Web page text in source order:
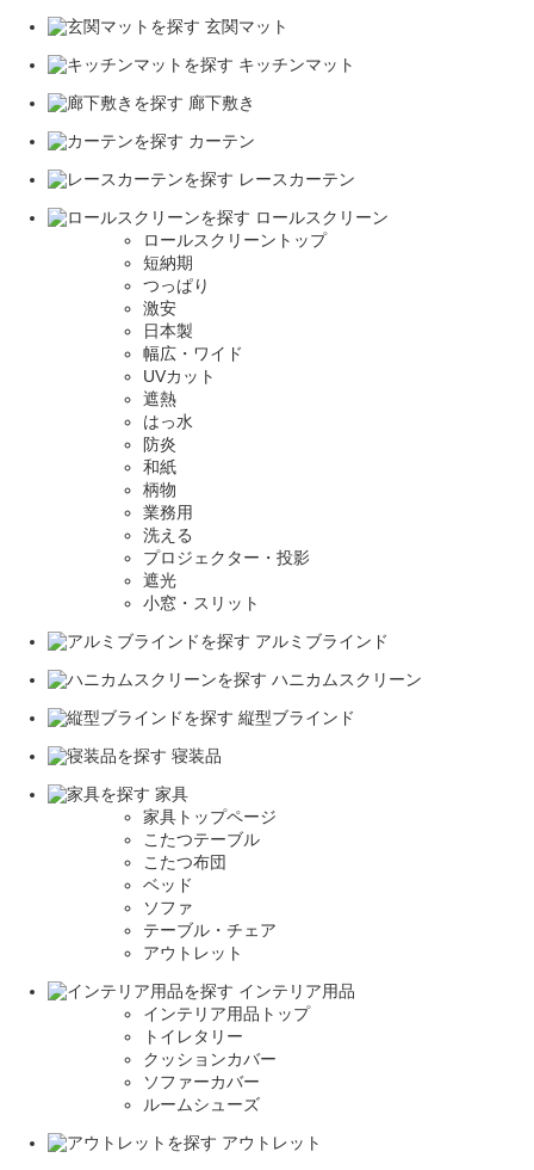
玄関マット
キッチンマット
廊下敷き
カーテン
レースカーテン
ロールスクリーン
ロールスクリーントップ
短納期
つっぱり
激安
日本製
幅広・ワイド
UVカット
遮熱
はっ水
防炎
和紙
柄物
業務用
洗える
プロジェクター・投影
遮光
小窓・スリット
アルミブラインド
ハニカムスクリーン
縦型ブラインド
寝装品
家具
家具トップページ
こたつテーブル
こたつ布団
ベッド
ソファ
テーブル・チェア
アウトレット
インテリア用品
インテリア用品トップ
トイレタリー
クッションカバー
ソファーカバー
ルームシューズ
アウトレット